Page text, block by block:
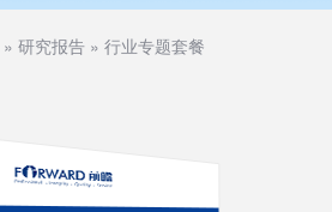
» 研究报告 » 行业专题套餐